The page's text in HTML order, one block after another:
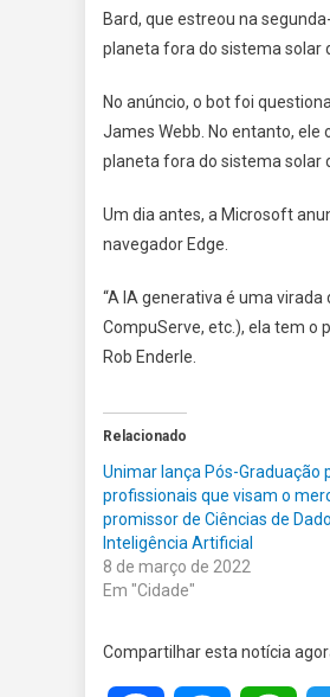
Bard, que estreou na
planeta fora do sistema solar
No anúncio, o bot foi
James Webb. No entanto,
planeta fora do sistema solar
Um dia antes, a Microsoft
navegador Edge.
“A IA generativa é uma
CompuServe, etc.), ela tem o
Rob Enderle.
Relacionado
Unimar lança Pós-Graduação
profissionais que visam o
promissor de Ciências de
Inteligência Artificial
8 de março de 2022
Em "Cidade"
Compartilhar esta notícia